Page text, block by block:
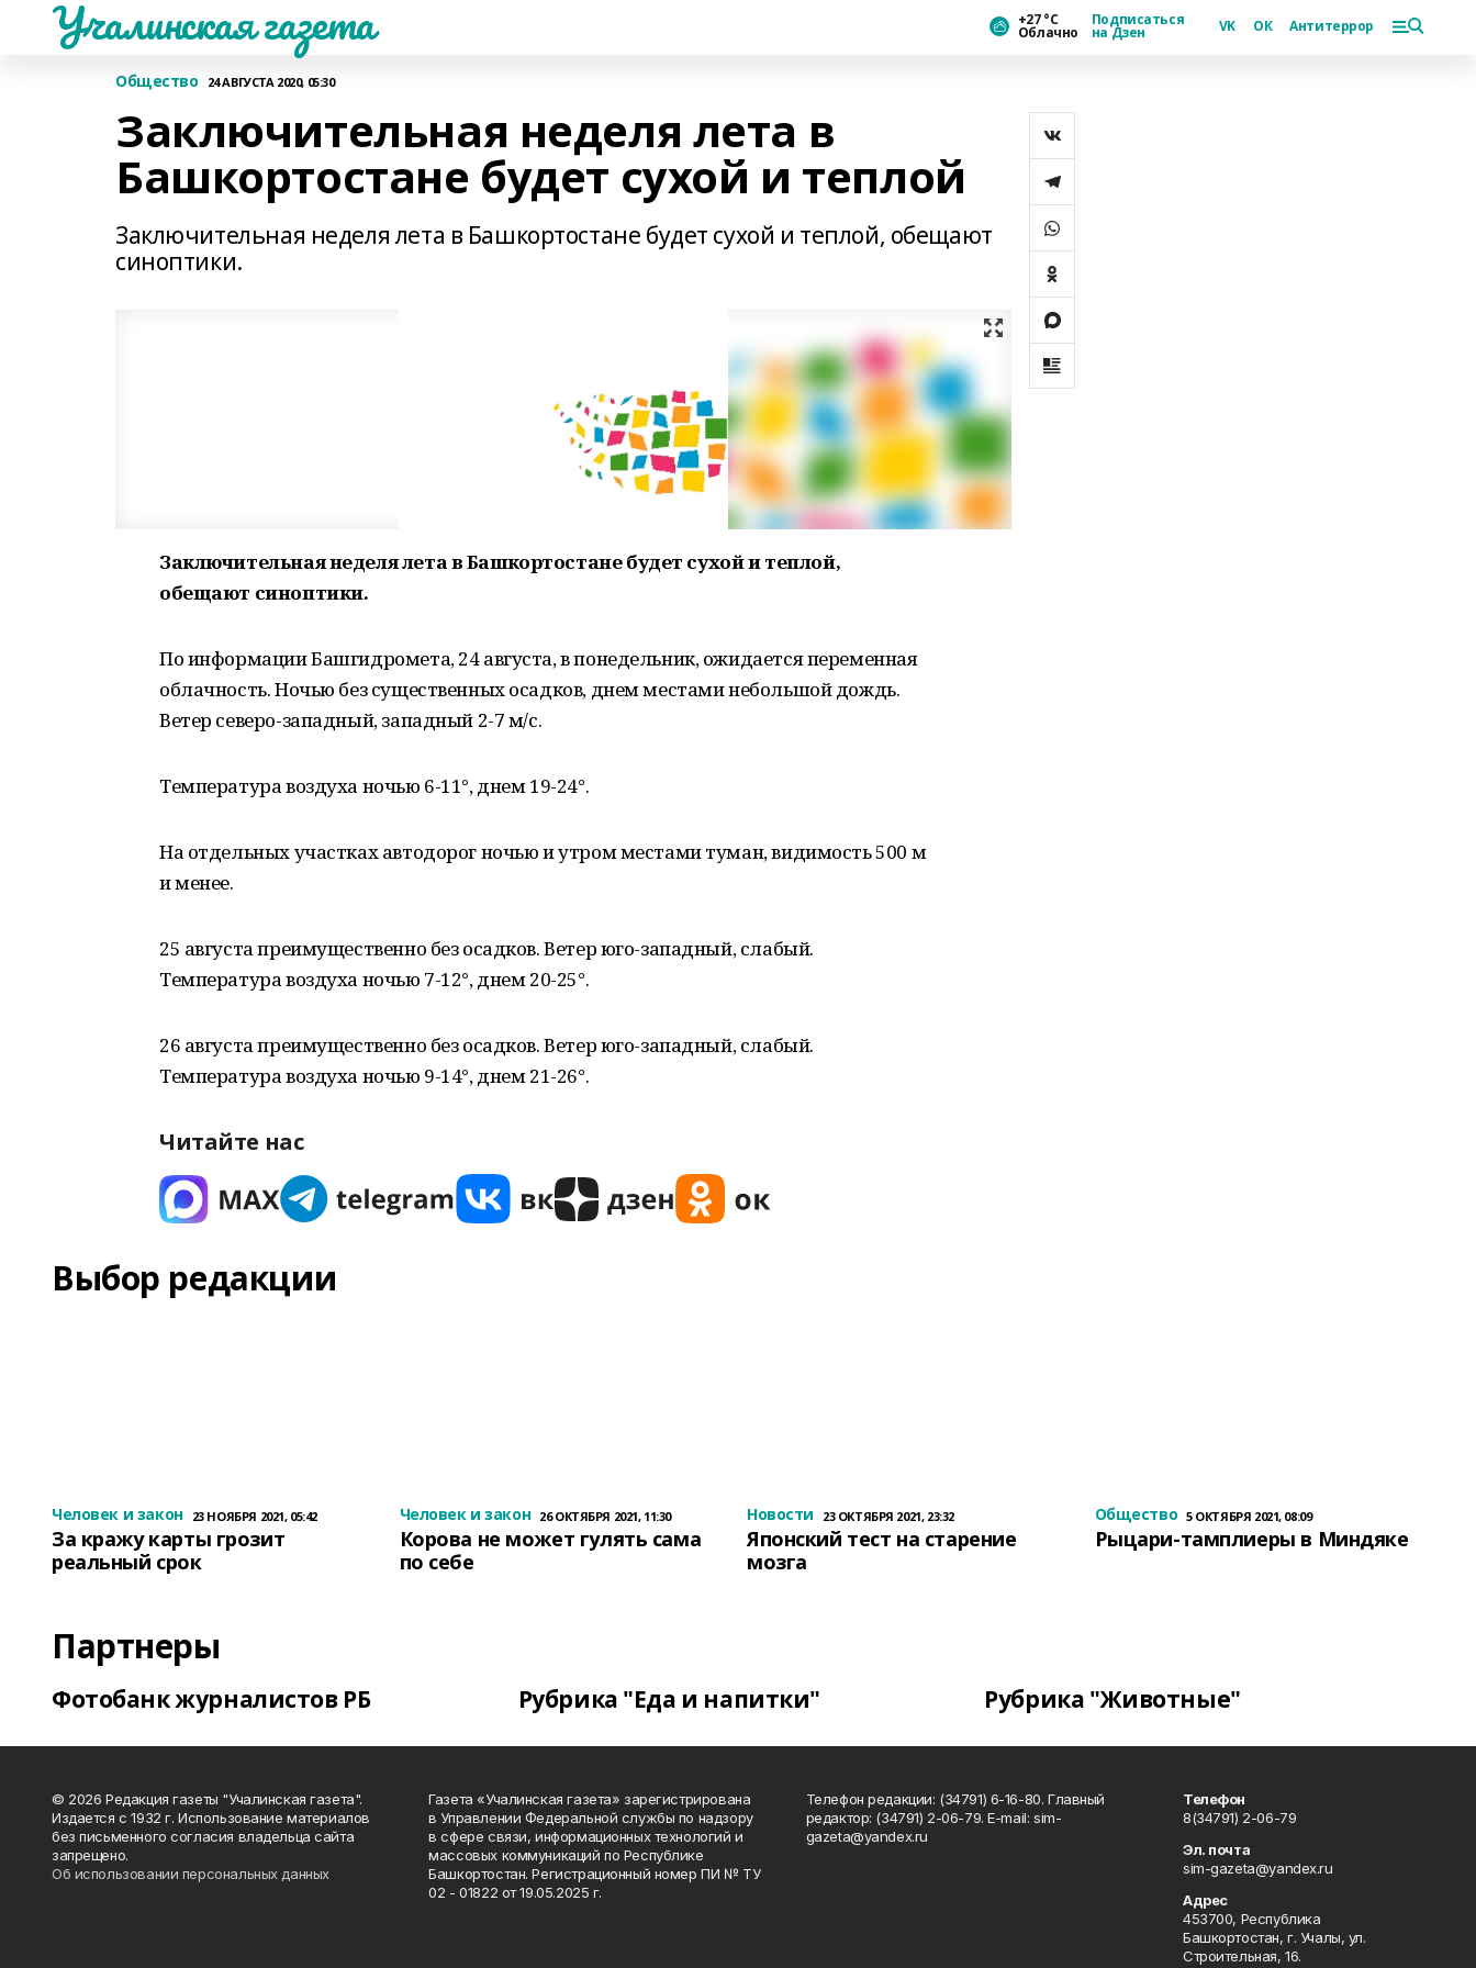
Учалинская газета +27 °С
Облачно
Подписаться
на Дзен VK ОК Антитеррор
Общество 24 АВГУСТА 2020, 05:30
Заключительная неделя лета в
Башкортостане будет сухой и теплой
Заключительная неделя лета в Башкортостане будет сухой и теплой, обещают
синоптики.
Заключительная неделя лета в Башкортостане будет сухой и теплой,
обещают синоптики.
По информации Башгидромета, 24 августа, в понедельник, ожидается переменная
облачность. Ночью без существенных осадков, днем местами небольшой дождь.
Ветер северо-западный, западный 2-7 м/с.
Температура воздуха ночью 6-11°, днем 19-24°.
На отдельных участках автодорог ночью и утром местами туман, видимость 500 м
и менее.
25 августа преимущественно без осадков. Ветер юго-западный, слабый.
Температура воздуха ночью 7-12°, днем 20-25°.
26 августа преимущественно без осадков. Ветер юго-западный, слабый.
Температура воздуха ночью 9-14°, днем 21-26°.
Читайте нас
Выбор редакции
Человек и закон 23 НОЯБРЯ 2021, 05:42
За кражу карты грозит
реальный срок
Человек и закон 26 ОКТЯБРЯ 2021, 11:30
Корова не может гулять сама
по себе
Новости 23 ОКТЯБРЯ 2021, 23:32
Японский тест на старение
мозга
Общество 5 ОКТЯБРЯ 2021, 08:09
Рыцари-тамплиеры в Миндяке
Партнеры
Фотобанк журналистов РБ Рубрика "Еда и напитки" Рубрика "Животные"
© 2026 Редакция газеты "Учалинская газета".
Издается с 1932 г. Использование материалов
без письменного согласия владельца сайта
запрещено.
Об использовании персональных данных
Газета «Учалинская газета» зарегистрирована
в Управлении Федеральной службы по надзору
в сфере связи, информационных технологий и
массовых коммуникаций по Республике
Башкортостан. Регистрационный номер ПИ № ТУ
02 - 01822 от 19.05.2025 г.
Телефон редакции: (34791) 6-16-80. Главный
редактор: (34791) 2-06-79. Е-mаil: sim-
gazeta@yandex.ru
Телефон
8(34791) 2-06-79
Эл. почта
sim-gazeta@yandex.ru
Адрес
453700, Республика
Башкортостан, г. Учалы, ул.
Строительная, 16.